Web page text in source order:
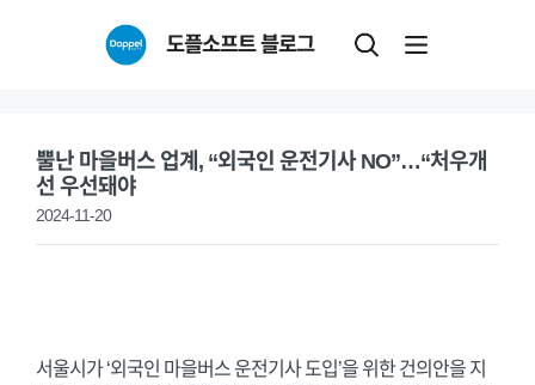
도플소프트 블로그
뿔난 마을버스 업계, “외국인 운전기사 NO”…“처우개
선 우선돼야
2024-11-20
서울시가 ‘외국인 마을버스 운전기사 도입’을 위한 건의안을 지